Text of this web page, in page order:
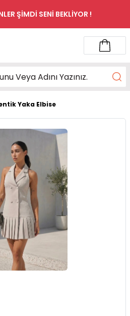
ŞİMDİ SENİ BEKLİYOR !
Yaka Elbise